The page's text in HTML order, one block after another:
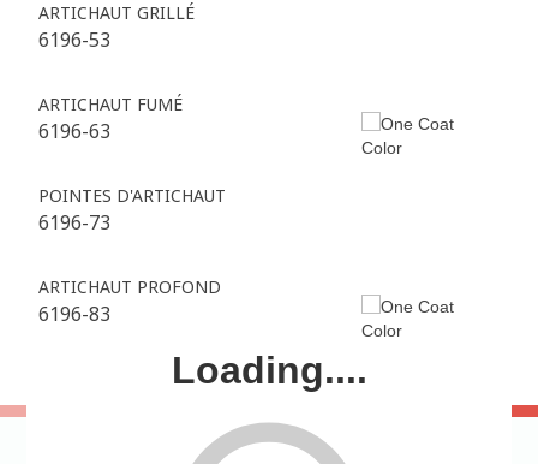
ARTICHAUT GRILLÉ
6196-53
ARTICHAUT FUMÉ
6196-63
POINTES D'ARTICHAUT
6196-73
ARTICHAUT PROFOND
6196-83
Loading....